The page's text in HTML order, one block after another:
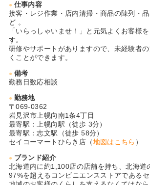
仕事内容
接客・レジ作業・店内清掃・商品の陳列・
ど 。
「いらっしゃいませ！」と元気よくお客様
す。
研修やサポートがありますので、未経験者
くことができます。
備考
勤務日数応相談
勤務地
〒069-0362
岩見沢市上幌向南1条4丁目
最寄駅：上幌向駅（徒歩 3分）
最寄駅：志文駅（徒歩 58分）
セイコーマートひらき店（地図はこちら ）
ブランド紹介
北海道内に約1,100店の店舗を持ち、北海道
97%を超えるコンビニエンスストアであるセ